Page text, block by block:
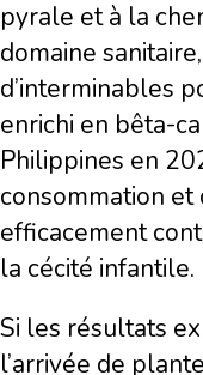
pyrale et à la
domaine
d’interminables
enrichi en bêta-
Philippines en
consommation
efficacement
la cécité infantile.
Si les résultats
l’arrivée de